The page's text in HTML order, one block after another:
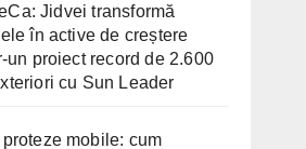
Jidvei transformă
în active de creștere
un proiect record de 2.600
cu Sun Leader
proteze mobile: cum